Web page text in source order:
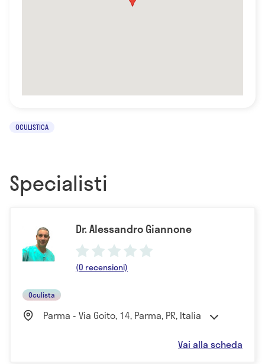
OCULISTICA
Specialisti
Dr. Alessandro Giannone
(0 recensioni)
Oculista
Parma - Via Goito, 14, Parma, PR, Italia
Vai alla scheda